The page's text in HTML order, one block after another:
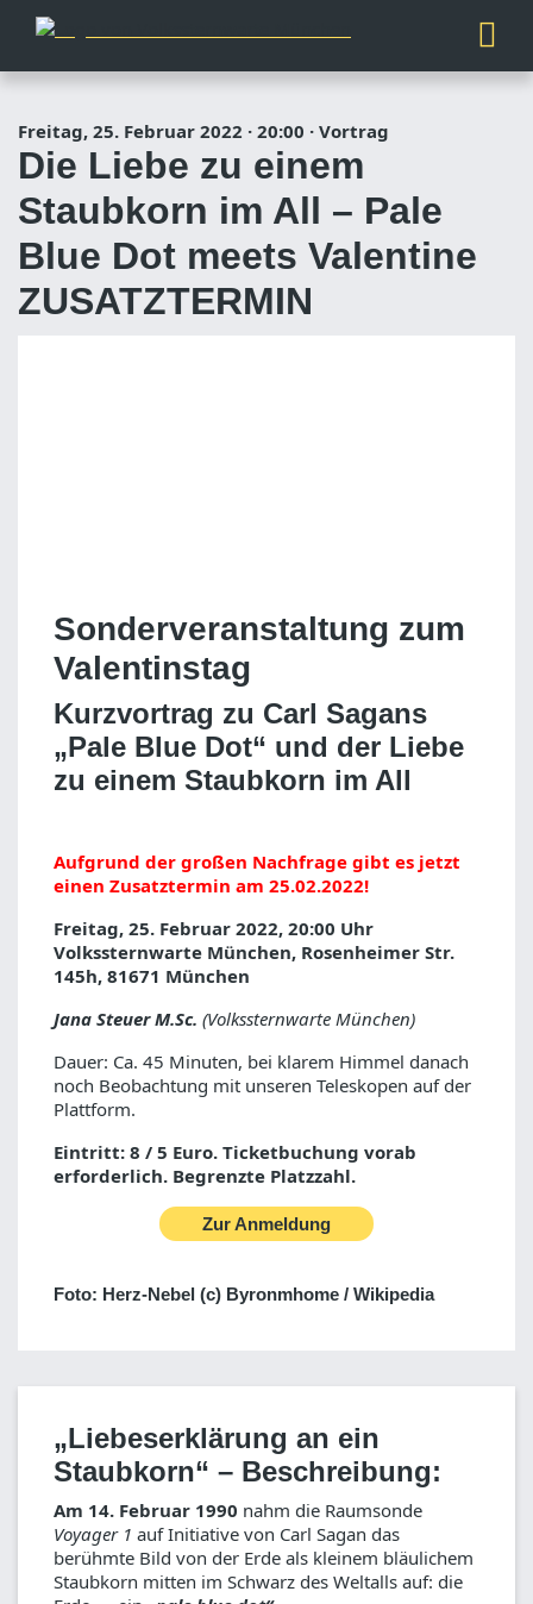
Freitag, 25. Februar 2022 · 20:00 · Vortrag
Die Liebe zu einem
Staubkorn im All – Pale
Blue Dot meets Valentine
ZUSATZTERMIN
Sonderveranstaltung zum
Valentinstag
Kurzvortrag zu Carl Sagans
„Pale Blue Dot“ und der Liebe
zu einem Staubkorn im All
Aufgrund der großen Nachfrage gibt es jetzt
einen Zusatztermin am 25.02.2022!
Freitag, 25. Februar 2022, 20:00 Uhr
Volkssternwarte München, Rosenheimer Str.
145h, 81671 München
Jana Steuer M.Sc. (Volkssternwarte München)
Dauer: Ca. 45 Minuten, bei klarem Himmel danach
noch Beobachtung mit unseren Teleskopen auf der
Plattform.
Eintritt: 8 / 5 Euro. Ticketbuchung vorab
erforderlich. Begrenzte Platzzahl.
Zur Anmeldung
Foto: Herz-Nebel (c) Byronmhome / Wikipedia
„Liebeserklärung an ein
Staubkorn“ – Beschreibung:
Am 14. Februar 1990 nahm die Raumsonde
Voyager 1 auf Initiative von Carl Sagan das
berühmte Bild von der Erde als kleinem bläulichem
Staubkorn mitten im Schwarz des Weltalls auf: die